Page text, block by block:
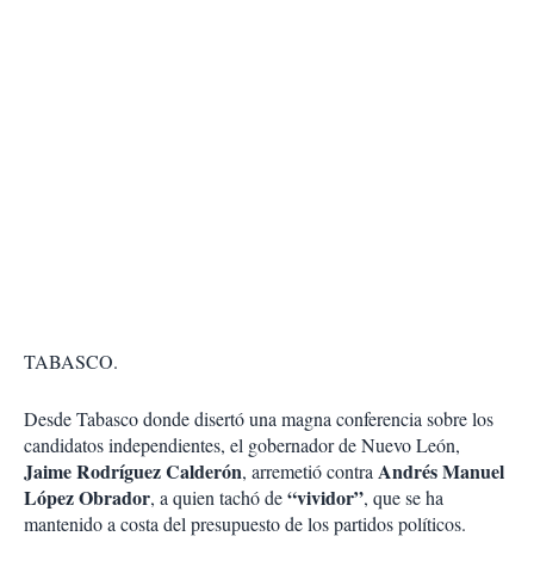
TABASCO.
Desde Tabasco donde disertó una magna conferencia sobre los
candidatos independientes, el gobernador de Nuevo León,
Jaime Rodríguez Calderón, arremetió contraAndrés Manuel
López Obrador, a quien tachó de“vividor”, que se ha
mantenido a costa del presupuesto de los partidos políticos.